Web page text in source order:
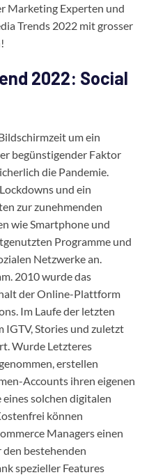
Marketing Experten und
Trends 2022 mit grosser
2022: Social
um ein
begünstigender Faktor
die Pandemie.
und ein
zur zunehmenden
wie Smartphone und
Programme und
Netzwerke an.
2010 wurde das
der Online-Plattform
Im Laufe der letzten
IGTV, Stories und zuletzt
Wurde Letzteres
erstellen
Accounts ihren eigenen
solchen digitalen
können
Managers einen
bestehenden
spezieller Features